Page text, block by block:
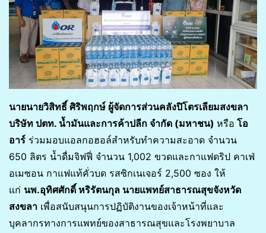
นายนายวิสิทธิ์ ศิริพฤกษ์ ผู้จัดการส่วนคลังปิโตรเลียมสงขลา
บริษัท ปตท. น้ำมันและการค้าปลีก จำกัด (มหาชน) หรือ โอ
อาร์ ร่วมมอบแอลกอฮอล์สำหรับทำความสะอาด จำนวน
650 ลิตร น้ำดื่มจิฟฟี่ จำนวน 1,002 ขวดและกาแฟดริป คาเฟ่
อเมซอน กาแฟแท้คั่วบด รสซิกเนเจอร์ 2,500 ซอง ให้
แก่ นพ.อุทิศศักดิ์ หริรัตนกุล นายแพทย์สาธารณสุขจังหวัด
สงขลา เพื่อสนับสนุนการปฏิบัติงานของเจ้าหน้าที่และ
บุคลากรทางการแพทย์ของสาธารณสุขและโรงพยาบาล